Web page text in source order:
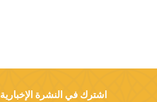
اشترك في النشرة الإخبارية